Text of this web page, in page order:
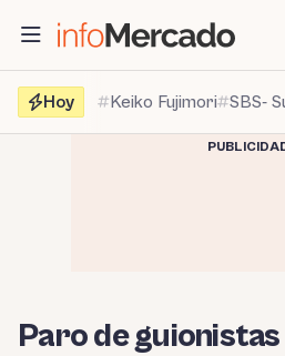
contenido
Hoy
Keiko Fujimori SBS-
Paro de